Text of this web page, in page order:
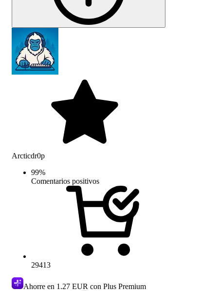
Arcticdr0p
99%
Comentarios positivos
29413
Ahorre en 1.27 EUR con Plus Premium